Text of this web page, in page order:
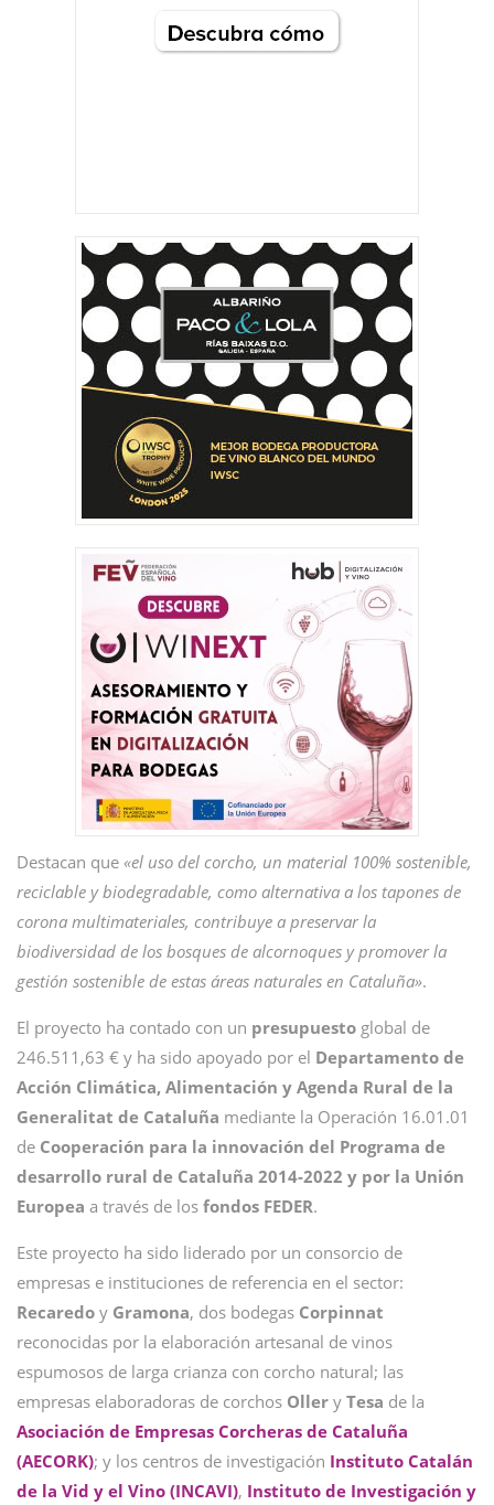
Destacan que «el uso del corcho, un material 100% sostenible,
reciclable y biodegradable, como alternativa a los tapones de
corona multimateriales, contribuye a preservar la
biodiversidad de los bosques de alcornoques y promover la
gestión sostenible de estas áreas naturales en Cataluña».
El proyecto ha contado con un presupuesto global de
246.511,63 € y ha sido apoyado por el Departamento de
Acción Climática, Alimentación y Agenda Rural de la
Generalitat de Cataluña mediante la Operación 16.01.01
de Cooperación para la innovación del Programa de
desarrollo rural de Cataluña 2014-2022 y por la Unión
Europea a través de los fondos FEDER.
Este proyecto ha sido liderado por un consorcio de
empresas e instituciones de referencia en el sector:
Recaredo y Gramona, dos bodegas Corpinnat
reconocidas por la elaboración artesanal de vinos
espumosos de larga crianza con corcho natural; las
empresas elaboradoras de corchos Oller y Tesa de la
Asociación de Empresas Corcheras de Cataluña
(AECORK); y los centros de investigación Instituto Catalán
de la Vid y el Vino (INCAVI), Instituto de Investigación y